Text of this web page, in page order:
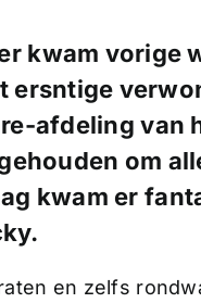
kwam vorige
ersntige
afdeling van
om
kwam er
en zelfs